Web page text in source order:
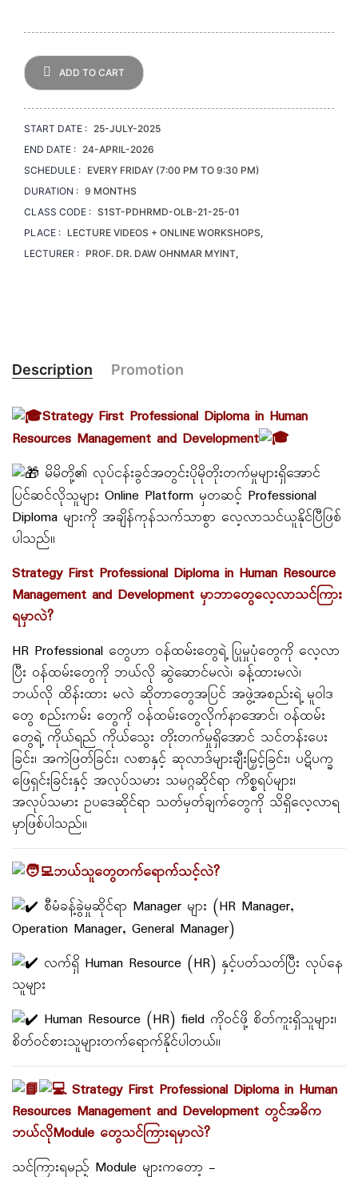
ADD TO CART
START DATE : 25-JULY-2025
END DATE : 24-APRIL-2026
SCHEDULE : EVERY FRIDAY (7:00 PM TO 9:30 PM)
DURATION : 9 MONTHS
CLASS CODE : S1ST-PDHRMD-OLB-21-25-01
PLACE : LECTURE VIDEOS + ONLINE WORKSHOPS,
LECTURER : PROF. DR. DAW OHNMAR MYINT,
Description Promotion
Strategy First Professional Diploma in Human
Resources Management and Development
မိမိတို့၏ လုပ်ငန်းခွင်အတွင်းပိုမိုတိုးတက်မှုများရှိအောင်
ပြင်ဆင်လိုသူများ Online Platform မှတဆင့် Professional
Diploma များကို အချိန်ကုန်သက်သာစွာ လေ့လာသင်ယူနိုင်ပြီဖြစ်
ပါသည်။
Strategy First Professional Diploma in Human Resource
Management and Development မှာဘာတွေလေ့လာသင်ကြား
ရမှာလဲ?
HR Professional တွေဟာ ဝန်ထမ်းတွေရဲ့ ပြုမှုပုံတွေကို လေ့လာ
ပြီး ဝန်ထမ်းတွေကို ဘယ်လို ဆွဲဆောင်မလဲ၊ ခန့်ထားမလဲ၊
ဘယ်လို ထိန်းထား မလဲ ဆိုတာတွေအပြင် အဖွဲ့အစည်းရဲ့ မူဝါဒ
တွေ စည်းကမ်း တွေကို ဝန်ထမ်းတွေလိုက်နာအောင်၊ ဝန်ထမ်း
တွေရဲ့ ကိုယ်ရည် ကိုယ်သွေး တိုးတက်မှုရှိအောင် သင်တန်းပေး
ခြင်း၊ အကဲဖြတ်ခြင်း၊ လစာနှင့် ဆုလာဒ်များချီးမြှင့်ခြင်း၊ ပဋိပက္ခ
ဖြေရှင်းခြင်းနှင့် အလုပ်သမား သမဂ္ဂဆိုင်ရာ ကိစ္စရပ်များ၊
အလုပ်သမား ဥပဒေဆိုင်ရာ သတ်မှတ်ချက်တွေကို သိရှိလေ့လာရ
မှာဖြစ်ပါသည်။
ဘယ်သူတွေတက်ရောက်သင့်လဲ?
စီမံခန့်ခွဲမှုဆိုင်ရာ Manager များ (HR Manager,
Operation Manager, General Manager)
လက်ရှိ Human Resource (HR) နှင့်ပတ်သတ်ပြီး လုပ်နေ
သူများ
Human Resource (HR) field ကိုဝင်ဖို့ စိတ်ကူးရှိသူများ၊
စိတ်ဝင်စားသူများတက်ရောက်နိုင်ပါတယ်။
Strategy First Professional Diploma in Human
Resources Management and Development တွင်အဓိက
ဘယ်လိုModule တွေသင်ကြားရမှာလဲ?
သင်ကြားရမည့် Module များကတော့ -